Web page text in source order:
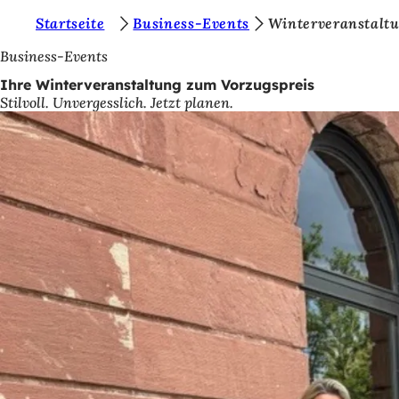
Inhalt anspringen
i
e
b
e
f
i
n
e
n
s
i
c
Startseite Business-Events
Business-Events
Ihre Winterveranstaltung zum Vorzugspreis
Stilvoll. Unvergesslich. Jetzt planen.